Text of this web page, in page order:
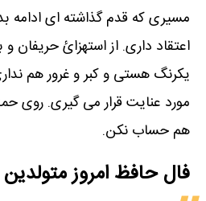
مسیری که قدم گذاشته ای ادامه
اعتقاد داری. از استهزائ حریفان
یکرنگ هستی و کبر و غرور هم
مورد عنایت قرار می گیری. روی
هم حساب نکن.
فال حافظ امروز متولدین‌